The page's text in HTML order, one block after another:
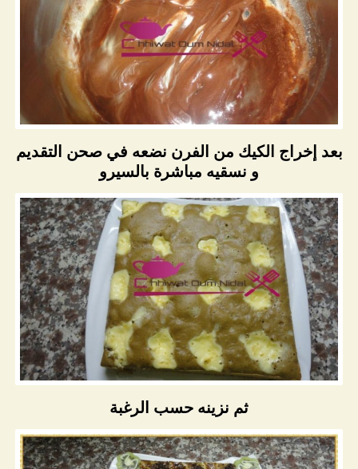
بعد إخراج الكيك من الفرن نضعه في صحن التقديم
و نسقيه مباشرة بالسيرو
ثم نزينه حسب الرغبة